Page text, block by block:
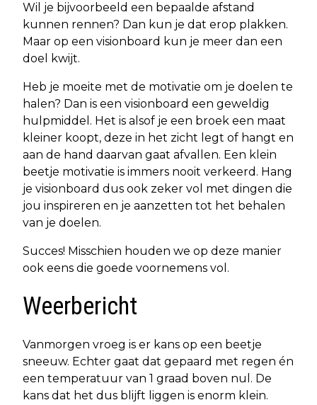
Wil je bijvoorbeeld een bepaalde afstand
kunnen rennen? Dan kun je dat erop plakken.
Maar op een visionboard kun je meer dan een
doel kwijt.
Heb je moeite met de motivatie om je doelen te
halen? Dan is een visionboard een geweldig
hulpmiddel. Het is alsof je een broek een maat
kleiner koopt, deze in het zicht legt of hangt en
aan de hand daarvan gaat afvallen. Een klein
beetje motivatie is immers nooit verkeerd. Hang
je visionboard dus ook zeker vol met dingen die
jou inspireren en je aanzetten tot het behalen
van je doelen.
Succes! Misschien houden we op deze manier
ook eens die goede voornemens vol.
Weerbericht
Vanmorgen vroeg is er kans op een beetje
sneeuw. Echter gaat dat gepaard met regen én
een temperatuur van 1 graad boven nul. De
kans dat het dus blijft liggen is enorm klein.